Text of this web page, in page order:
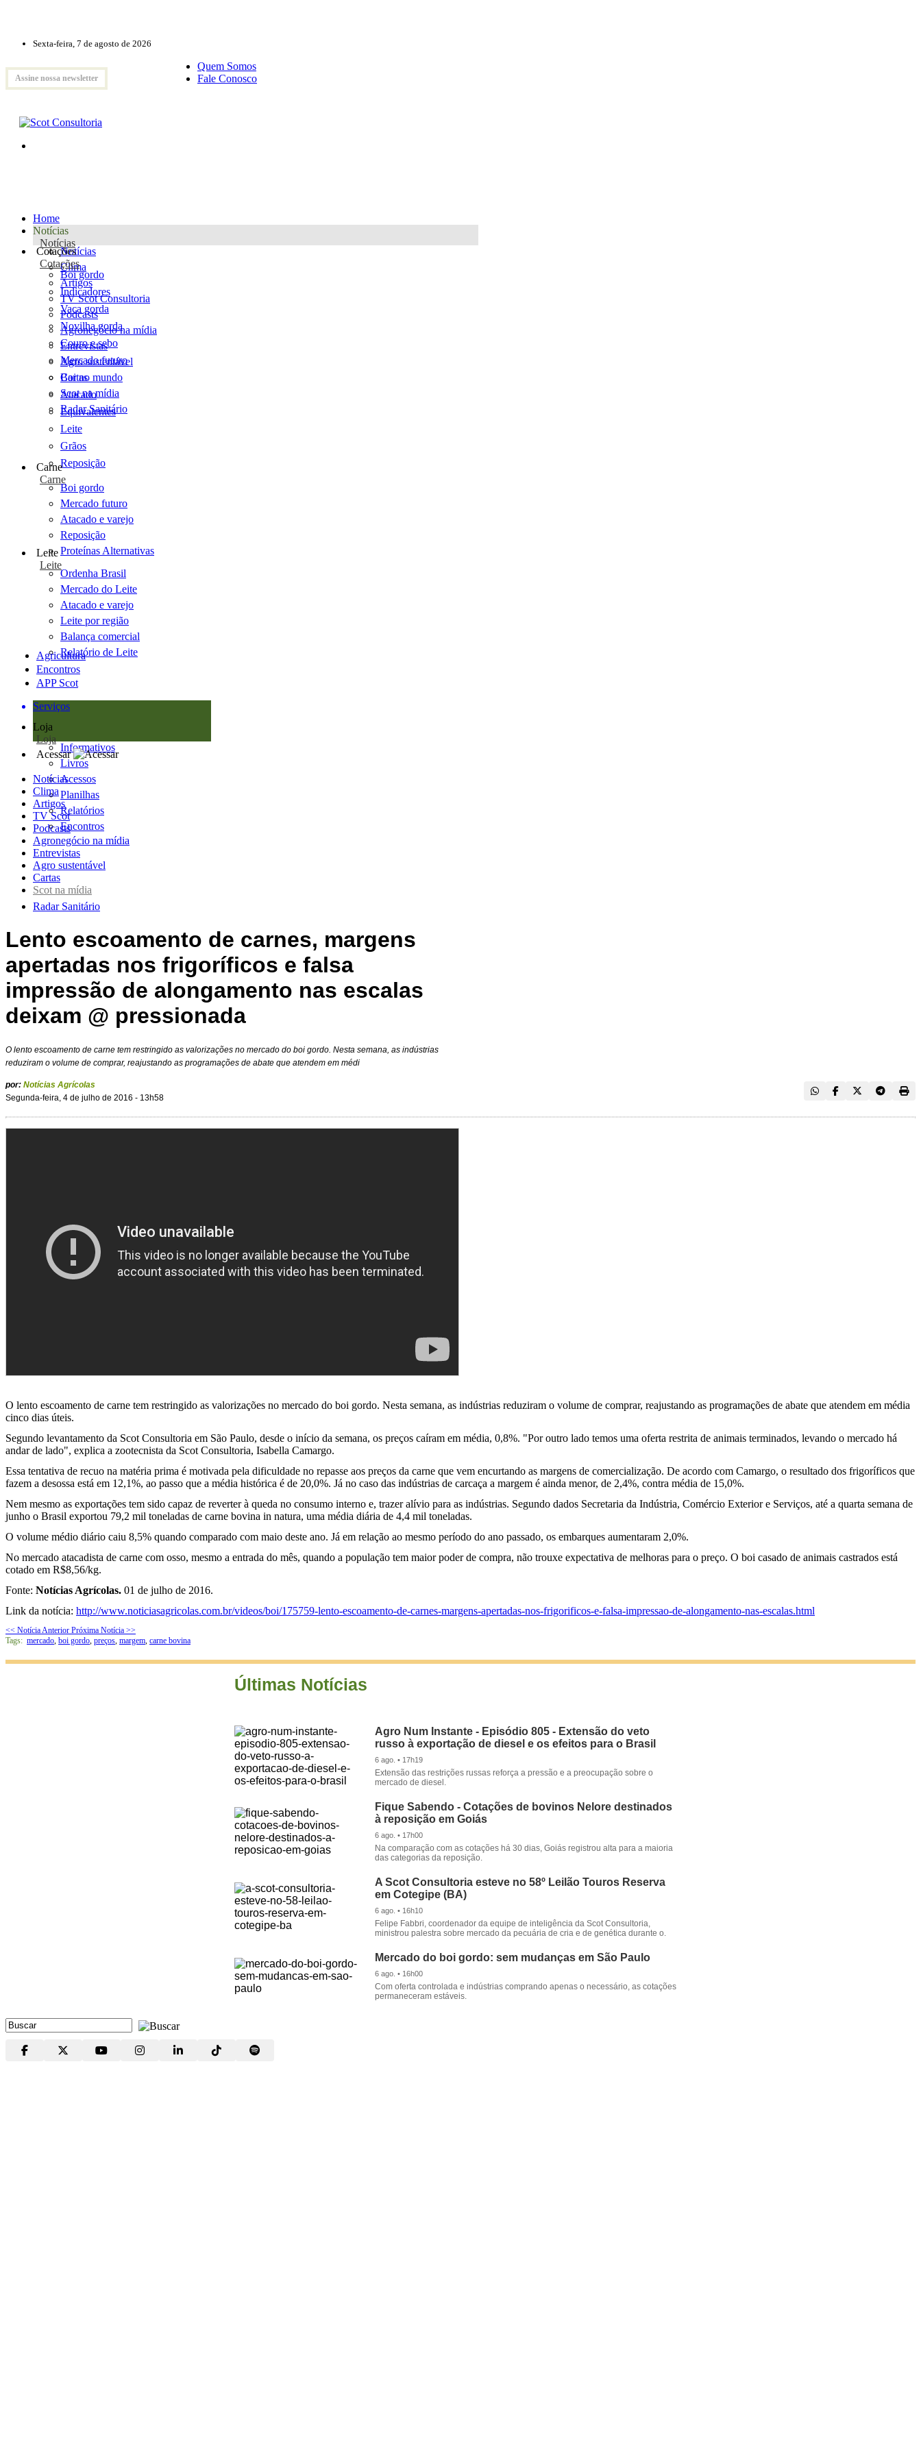
Sexta-feira, 7 de agosto de 2026
Assine nossa newsletter
Quem Somos
Fale Conosco
Home
Notícias
Notícias
Notícias
Clima
Artigos
TV Scot Consultoria
Podcasts
Agronegócio na mídia
Entrevistas
Agro sustentável
Cartas
Scot na mídia
Radar Sanitário
Cotações
Cotações
Boi gordo
Indicadores
Vaca gorda
Novilha gorda
Couro e sebo
Mercado futuro
Boi no mundo
Atacado
Equivalentes
Leite
Grãos
Reposição
Carne
Carne
Boi gordo
Mercado futuro
Atacado e varejo
Reposição
Proteínas Alternativas
Leite
Leite
Ordenha Brasil
Mercado do Leite
Atacado e varejo
Leite por região
Balança comercial
Relatório de Leite
Agricultura
Encontros
APP Scot
Serviços
Loja
Loja
Informativos
Livros
Acessos
Planilhas
Relatórios
Encontros
Acessar
Notícias
Clima
Artigos
TV Scot
Podcasts
Agronegócio na mídia
Entrevistas
Agro sustentável
Cartas
Scot na mídia
Radar Sanitário
Lento escoamento de carnes, margens
apertadas nos frigoríficos e falsa
impressão de alongamento nas escalas
deixam @ pressionada
O lento escoamento de carne tem restringido as valorizações no mercado do boi gordo. Nesta semana, as indústrias
reduziram o volume de comprar, reajustando as programações de abate que atendem em médi
por: Notícias Agrícolas
Segunda-feira, 4 de julho de 2016 - 13h58
O lento escoamento de carne tem restringido as valorizações no mercado do boi gordo. Nesta semana, as indústrias reduziram o volume de comprar, reajustando as programações de abate que atendem em média
cinco dias úteis.
Segundo levantamento da Scot Consultoria em São Paulo, desde o início da semana, os preços caíram em média, 0,8%. "Por outro lado temos uma oferta restrita de animais terminados, levando o mercado há
andar de lado", explica a zootecnista da Scot Consultoria, Isabella Camargo.
Essa tentativa de recuo na matéria prima é motivada pela dificuldade no repasse aos preços da carne que vem encurtando as margens de comercialização. De acordo com Camargo, o resultado dos frigoríficos que
fazem a desossa está em 12,1%, ao passo que a média histórica é de 20,0%. Já no caso das indústrias de carcaça a margem é ainda menor, de 2,4%, contra média de 15,0%.
Nem mesmo as exportações tem sido capaz de reverter à queda no consumo interno e, trazer alívio para as indústrias. Segundo dados Secretaria da Indústria, Comércio Exterior e Serviços, até a quarta semana de
junho o Brasil exportou 79,2 mil toneladas de carne bovina in natura, uma média diária de 4,4 mil toneladas.
O volume médio diário caiu 8,5% quando comparado com maio deste ano. Já em relação ao mesmo período do ano passado, os embarques aumentaram 2,0%.
No mercado atacadista de carne com osso, mesmo a entrada do mês, quando a população tem maior poder de compra, não trouxe expectativa de melhoras para o preço. O boi casado de animais castrados está
cotado em R$8,56/kg.
Fonte: Notícias Agrícolas. 01 de julho de 2016.
Link da notícia: http://www.noticiasagricolas.com.br/videos/boi/175759-lento-escoamento-de-carnes-margens-apertadas-nos-frigorificos-e-falsa-impressao-de-alongamento-nas-escalas.html
<< Notícia Anterior Próxima Notícia >>
Tags: mercado, boi gordo, preços, margem, carne bovina
Últimas Notícias
Agro Num Instante - Episódio 805 - Extensão do veto
russo à exportação de diesel e os efeitos para o Brasil
6 ago. • 17h19
Extensão das restrições russas reforça a pressão e a preocupação sobre o
mercado de diesel.
Fique Sabendo - Cotações de bovinos Nelore destinados
à reposição em Goiás
6 ago. • 17h00
Na comparação com as cotações há 30 dias, Goiás registrou alta para a maioria
das categorias da reposição.
A Scot Consultoria esteve no 58º Leilão Touros Reserva
em Cotegipe (BA)
6 ago. • 16h10
Felipe Fabbri, coordenador da equipe de inteligência da Scot Consultoria,
ministrou palestra sobre mercado da pecuária de cria e de genética durante o.
Mercado do boi gordo: sem mudanças em São Paulo
6 ago. • 16h00
Com oferta controlada e indústrias comprando apenas o necessário, as cotações
permaneceram estáveis.